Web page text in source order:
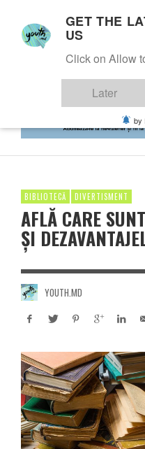
BIBLIOTECĂ DIVERTISMENT
AFLĂ CARE
ȘI
YOUTH.MD
GET THE
US
Click on Allow
Later
by